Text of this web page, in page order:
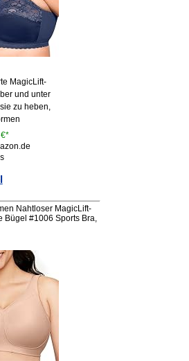
MagicLift-
und unter
zu heben,
Nahtloser MagicLift-
Bügel #1006 Sports Bra,